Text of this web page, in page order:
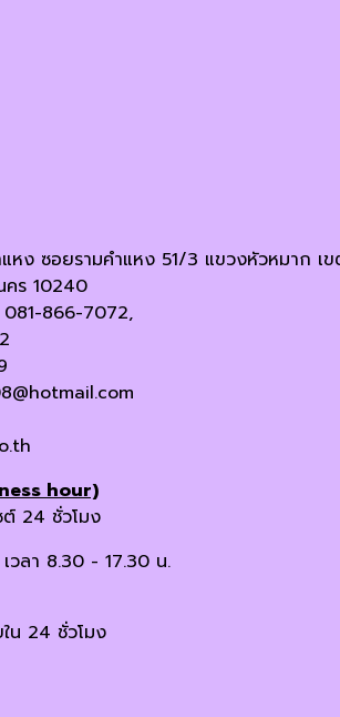
หง ซอยรามคำแหง 51/3 แขวงหัวหมาก เ
คร 10240
866-7072,
hour)
ต์ 24 ชั่วโมง
วลา 8.30 - 17.30 น.
น 24 ชั่วโมง